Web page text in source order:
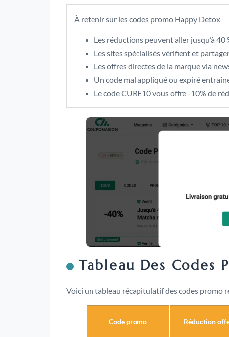
À retenir sur les codes promo Happy Detox
Les réductions peuvent aller jusqu’à 40
Les sites spécialisés vérifient et
Les offres directes de la marque via
Un code mal appliqué ou expiré
Le code CURE10 vous offre -10% de
Tableau Des Codes
Voici un tableau récapitulatif des codes promo
Code promo Réduction